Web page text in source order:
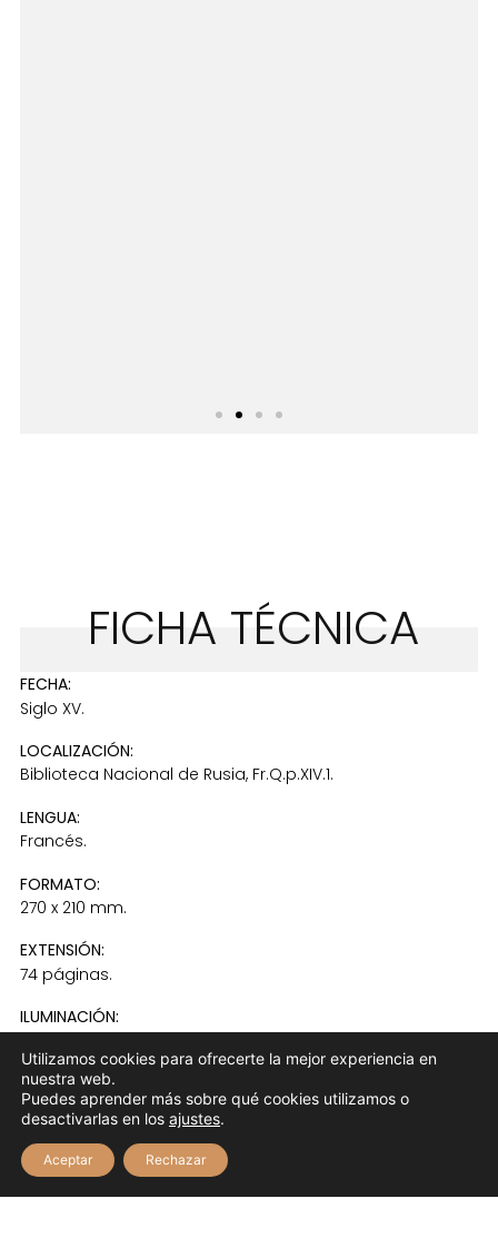
FICHA TÉCNICA
FECHA:
Siglo XV.
LOCALIZACIÓN:
Biblioteca Nacional de Rusia, Fr.Q.p.XIV.1.
LENGUA:
Francés.
FORMATO:
270 x 210 mm.
EXTENSIÓN:
74 páginas.
ILUMINACIÓN:
ENCUADERNACIÓN:
Marroquí rojo sobre cartulina, decorado con mosaico
verde y oro.
Utilizamos cookies para ofrecerte la mejor experiencia en
nuestra web.
Puedes aprender más sobre qué cookies utilizamos o
desactivarlas en los ajustes.
Aceptar Rechazar